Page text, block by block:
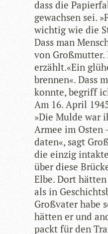
dass die
gewach­sen sei.
wich­tig wie die
Dass man
von Groß­mutter.
erzählt.«Ein
bren­nen«. Dass
konnte, begriff
Am 16. April
»Die Mulde war
Armee im Osten
da­ten«, sagt
die ein­zig
über diese
Elbe. Dort
als in
Groß­va­ter habe
hät­ten er und
packt für den